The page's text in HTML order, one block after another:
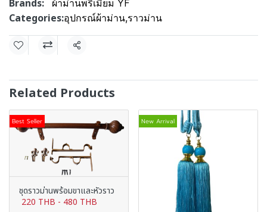
Brands:
ผ้าม่านพรีเมี่ยม YF
Categories:อุปกรณ์ผ้าม่าน,ราวม่าน
Share
Related Products
Best Seller
ชุดราวม่านพร้อมขาและหัวราว
220 THB - 480 THB
New Arrival